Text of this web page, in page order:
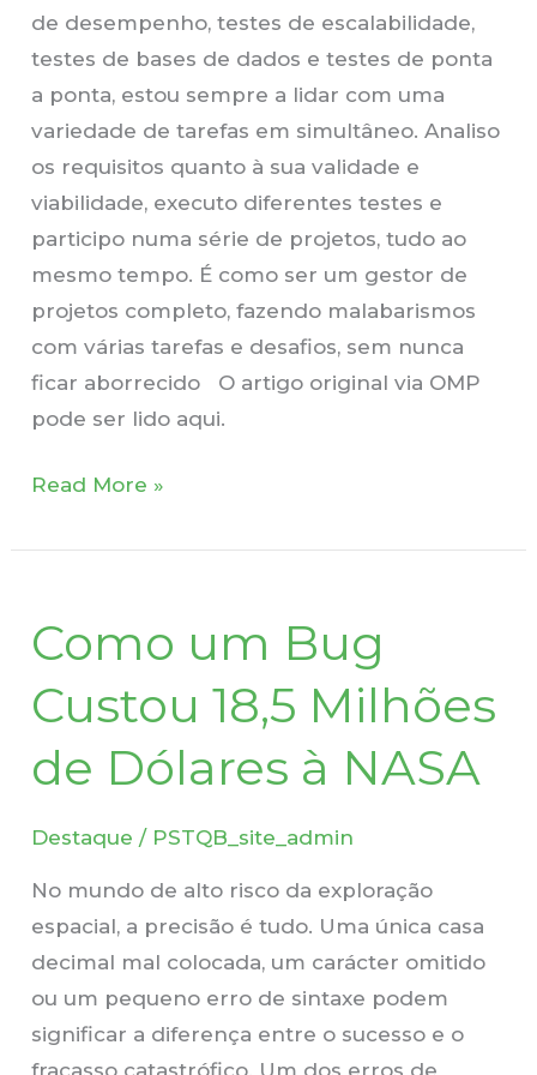
de desempenho, testes de escalabilidade,
testes de bases de dados e testes de ponta
a ponta, estou sempre a lidar com uma
variedade de tarefas em simultâneo. Analiso
os requisitos quanto à sua validade e
viabilidade, executo diferentes testes e
participo numa série de projetos, tudo ao
mesmo tempo. É como ser um gestor de
projetos completo, fazendo malabarismos
com várias tarefas e desafios, sem nunca
ficar aborrecido O artigo original via OMP
pode ser lido aqui.
Read More »
Como um Bug
Custou 18,5 Milhões
de Dólares à NASA
Destaque / PSTQB_site_admin
No mundo de alto risco da exploração
espacial, a precisão é tudo. Uma única casa
decimal mal colocada, um carácter omitido
ou um pequeno erro de sintaxe podem
significar a diferença entre o sucesso e o
um
Custou
Milhões
Dólares
à
NASA